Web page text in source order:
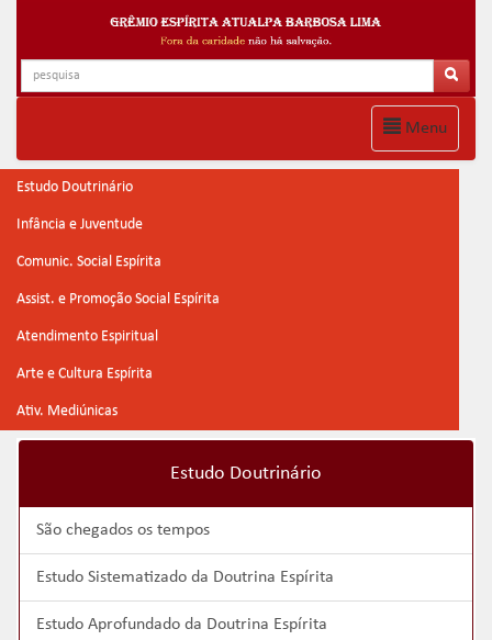
Menu
Estudo Doutrinário
Infância e Juventude
Comunic. Social Espírita
Assist. e Promoção Social Espírita
Atendimento Espiritual
Arte e Cultura Espírita
Ativ. Mediúnicas
Estudo Doutrinário
São chegados os tempos
Estudo Sistematizado da Doutrina Espírita
Estudo Aprofundado da Doutrina Espírita